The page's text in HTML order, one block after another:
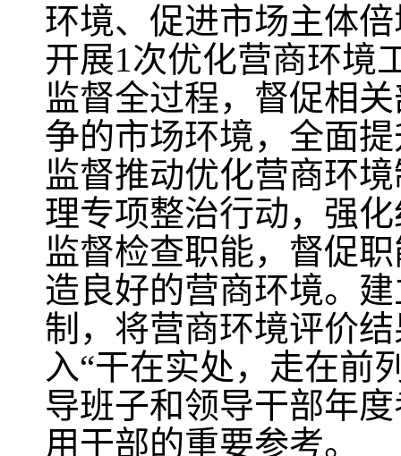
环境、促进市场主体
开展1次优化营商环境
监督全过程，督促相
争的市场环境，全面
监督推动优化营商环
理专项整治行动，强
监督检查职能，督促
造良好的营商环境。
制，将营商环境评价
入“干在实处，走在前
导班子和领导干部年
用干部的重要参考。